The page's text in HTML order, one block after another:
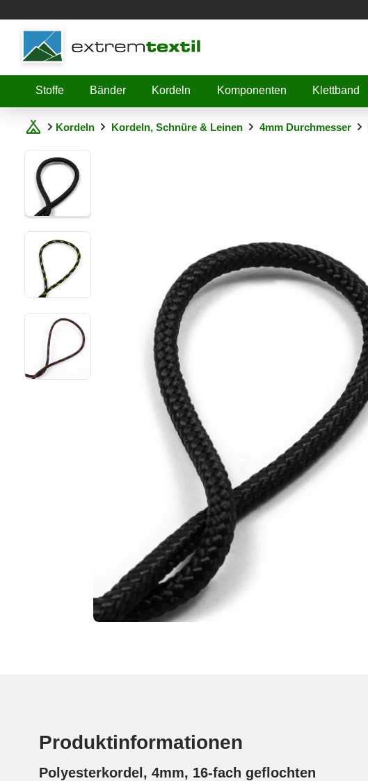
Shopware
Stoffe
Bänder Kordeln Komponenten Klettband
Kordeln Kordeln, Schnüre & Leinen 4mm Durchmesser
Produktinformationen
Polyesterkordel, 4mm, 16-fach geflochten